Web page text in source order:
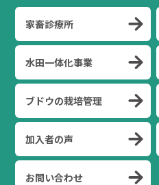
家畜診療所
水田一体化事業
ブドウの栽培管理
加入者の声
お問い合わせ